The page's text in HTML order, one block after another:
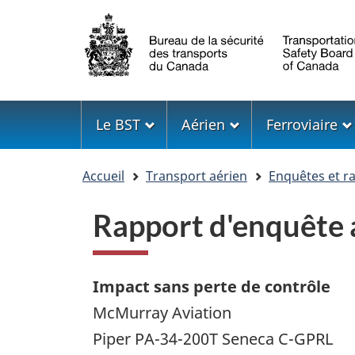
Sélection
de
la
langue
Menu
Le BST Aérien Ferroviaire
Accueil Transport aérien Enquêtes et
Rapport
Impact sans perte de contrôle
McMurray Aviation
Piper PA-34-200T Seneca C-GPRL